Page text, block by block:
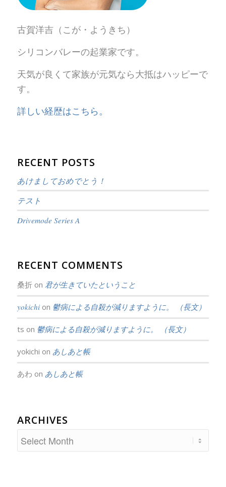
古賀洋吉（こが・ようきち）
シリコンバレーの起業家です。
天気が良くて家族が元気なら大抵はハッピーで
す。
詳しい経歴はこちら。
RECENT POSTS
あけましておめでとう！
テスト
Drivemode Series A
RECENT COMMENTS
桑折on 君が生きていたということ
yokichion 鬱病による自殺が減りますように。 （長文）
ts on 鬱病による自殺が減りますように。 （長文）
yokichi on あしあと帳
あわ on あしあと帳
ARCHIVES